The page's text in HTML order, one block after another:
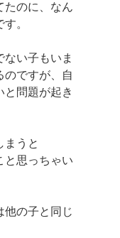
たのに、なん
。
い子もいま
のですが、自
問題が起き
まうと
と思っちゃい
他の子と同じ